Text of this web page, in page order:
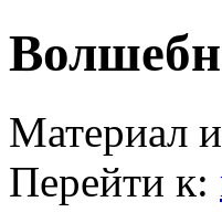
Материал
Перейти к: